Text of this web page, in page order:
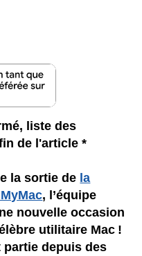
liste des
de l'article *
la sortie de la
, l’équipe
nouvelle occasion
utilitaire Mac !
partie depuis des